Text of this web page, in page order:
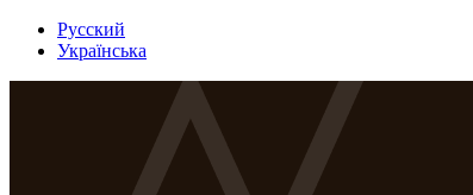
Русский
Українська